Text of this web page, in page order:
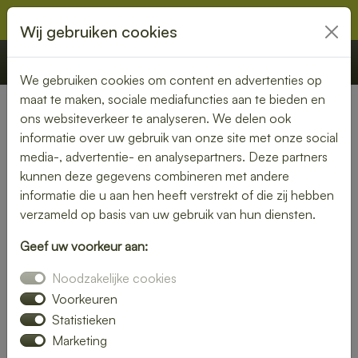
€ 0,00 Offerte Bestellen
Nederland»Gelderland» Vaassen
Lunch laten bezorgen in
Vaassen – gemak en kwaliteit
aan je deur
de keuken in? Laat je lunch bezorgen in Vaassen en geniet
van een smaakvolle maaltijd zonder moeite. Of je nu kiest
voor een vers belegd broodje, een gezonde salade of een
warme maaltijd – wij brengen jouw lunch vers en op tijd bij
Wij gebruiken cookies
We gebruiken cookies om content en advertenties op
maat te maken, sociale mediafuncties aan te bieden en
ons websiteverkeer te analyseren. We delen ook
informatie over uw gebruik van onze site met onze social
media-, advertentie- en analysepartners. Deze partners
kunnen deze gegevens combineren met andere
informatie die u aan hen heeft verstrekt of die zij hebben
verzameld op basis van uw gebruik van hun diensten.
Geef uw voorkeur aan:
Noodzakelijke cookies
Voorkeuren
Statistieken
Marketing